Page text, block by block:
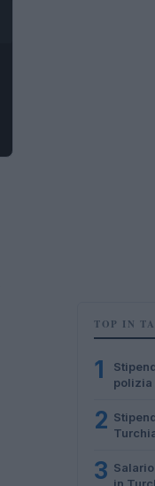
TOP IN
1
polizia
2
3